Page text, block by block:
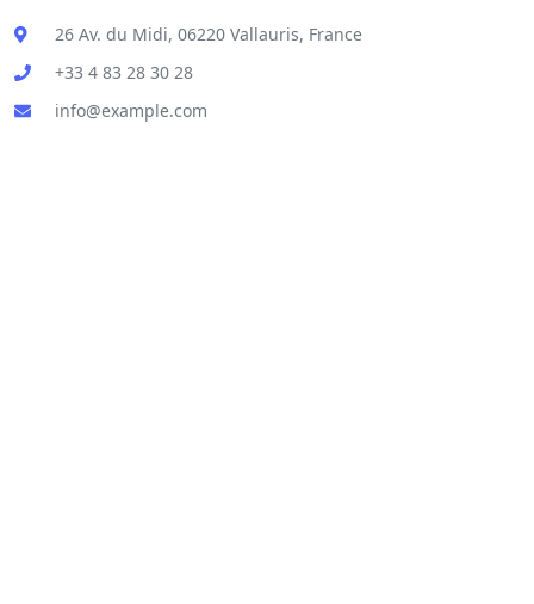
26 Av. du Midi, 06220 Vallauris, France
+33 4 83 28 30 28
info@example.com